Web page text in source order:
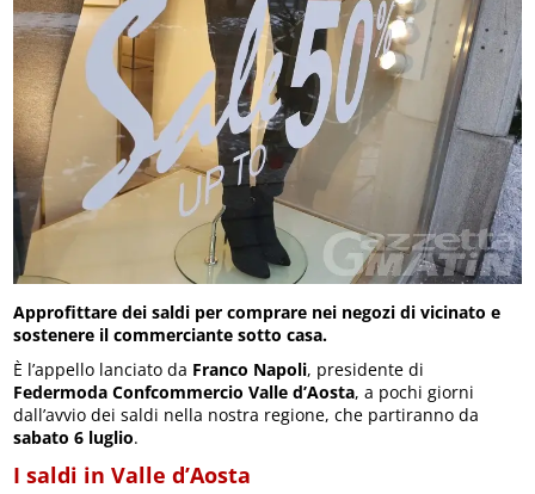
Approfittare dei saldi per comprare nei negozi di vicinato e
sostenere il commerciante sotto casa.
È l’appello lanciato da Franco Napoli, presidente di
Federmoda Confcommercio Valle d’Aosta, a pochi giorni
dall’avvio dei saldi nella nostra regione, che partiranno da
sabato 6 luglio.
I saldi in Valle d’Aosta